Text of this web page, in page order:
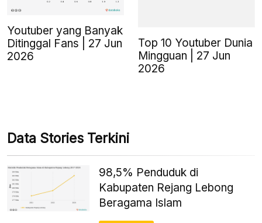
Youtuber yang Banyak
Ditinggal Fans | 27 Jun
2026
Top 10 Youtuber Dunia
Mingguan | 27 Jun
2026
Data Stories Terkini
98,5% Penduduk di
Kabupaten Rejang Lebong
Beragama Islam